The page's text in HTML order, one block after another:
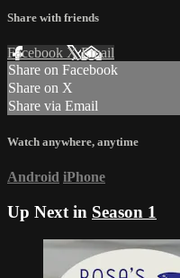
Share with friends
Facebook XEmail
Share on Facebook
Share on X
Share via Email
Watch anywhere, anytime
Android iPhone
Up Next in Season 1